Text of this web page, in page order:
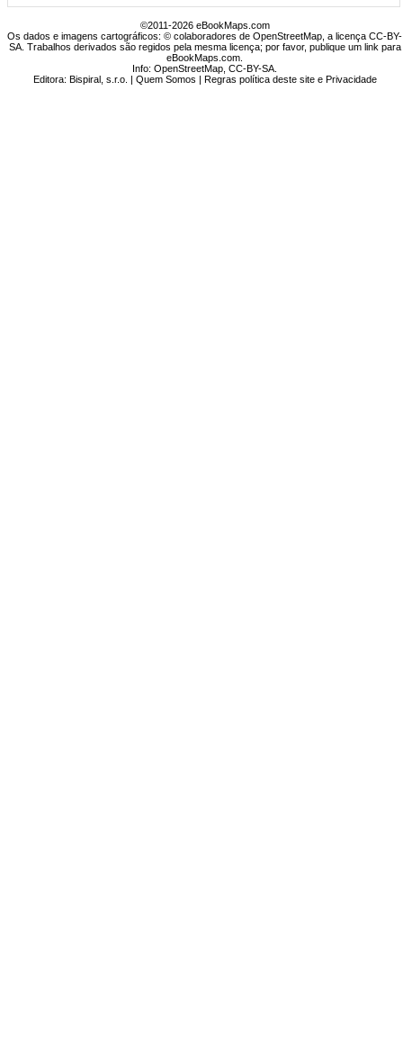
©2011-2026 eBookMaps.com
Os dados e imagens cartográficos: © colaboradores de OpenStreetMap, a licença CC-BY-
SA. Trabalhos derivados são regidos pela mesma licença; por favor, publique um link para
eBookMaps.com.
Info:OpenStreetMap ,CC-BY-SA
Editora: Bispiral, s.r.o. | Quem Somos | Regras política deste site e Privacidade